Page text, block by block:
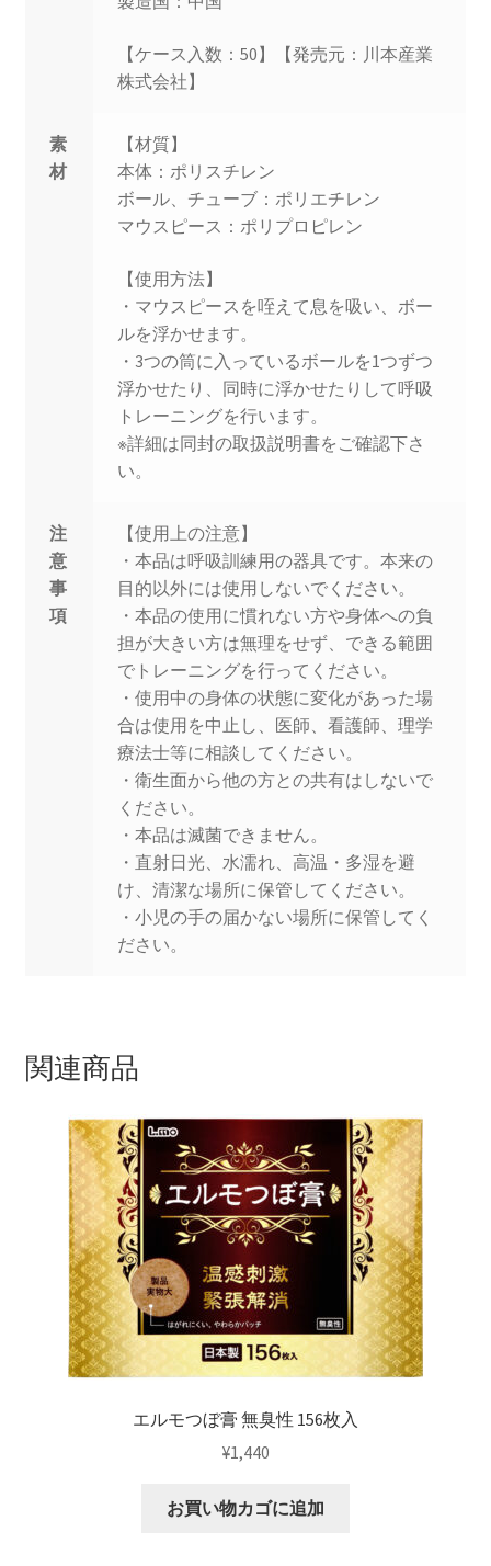
【ケース入数：50】【発売元：川本産業
株式会社】
素
材
【材質】
本体：ポリスチレン
ボール、チューブ：ポリエチレン
マウスピース：ポリプロピレン
【使用方法】
・マウスピースを咥えて息を吸い、ボー
ルを浮かせます。
・3つの筒に入っているボールを1つずつ
浮かせたり、同時に浮かせたりして呼吸
トレーニングを行います。
※詳細は同封の取扱説明書をご確認下さ
い。
注
意
事
項
【使用上の注意】
・本品は呼吸訓練用の器具です。本来の
目的以外には使用しないでください。
・本品の使用に慣れない方や身体への負
担が大きい方は無理をせず、できる範囲
でトレーニングを行ってください。
・使用中の身体の状態に変化があった場
合は使用を中止し、医師、看護師、理学
療法士等に相談してください。
・衛生面から他の方との共有はしないで
ください。
・本品は滅菌できません。
・直射日光、水濡れ、高温・多湿を避
け、清潔な場所に保管してください。
・小児の手の届かない場所に保管してく
ださい。
関連商品
エルモつぼ膏 無臭性 156枚入
¥1,440
お買い物カゴに追加